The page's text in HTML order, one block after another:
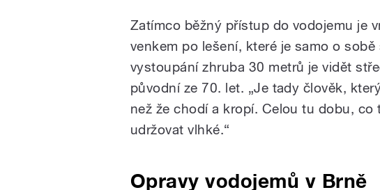
Zatímco běžný přístup do vodojemu je
venkem po lešení, které je samo o
vystoupání zhruba 30 metrů je vidět
původní ze 70. let. „Je tady člověk,
než že chodí a kropí. Celou tu dobu,
udržovat vlhké.“
Opravy vodojemů v Brně